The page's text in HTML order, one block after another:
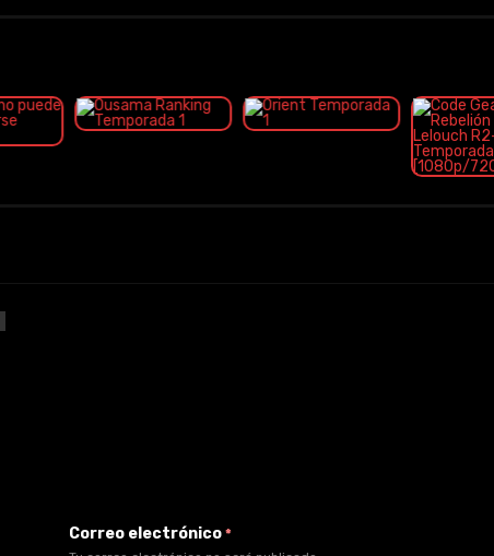
Correo electrónico *